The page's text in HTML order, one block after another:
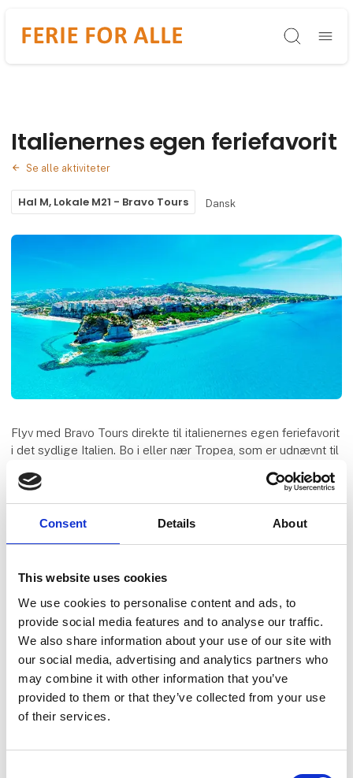
Consent Details About
This website uses cookies
We use cookies to personalise content and ads, to
provide social media features and to analyse our traffic.
We also share information about your use of our site with
our social media, advertising and analytics partners who
may combine it with other information that you’ve
provided to them or that they’ve collected from your use
of their services.
Søg
Italienernes egen feriefavorit
Se alle aktiviteter
Hal M, Lokale M21 - Bravo Tours Dansk
Flyv med Bravo Tours direkte til italienernes egen feriefavorit
i det sydlige Italien. Bo i eller nær Tropea, som er udnævnt til
gelato inden du oplever den smukke kystlinje og de dejlige
strande.
20. februar 2026
kl. 15:00- 16:00